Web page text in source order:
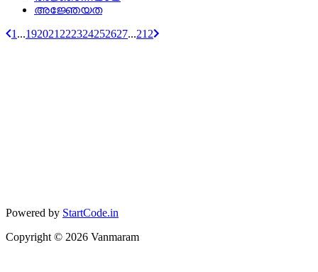
അജ്ഞേയത
1 ...192021 222324252627...212
Powered by StartCode.in
Copyright © 2026 Vanmaram